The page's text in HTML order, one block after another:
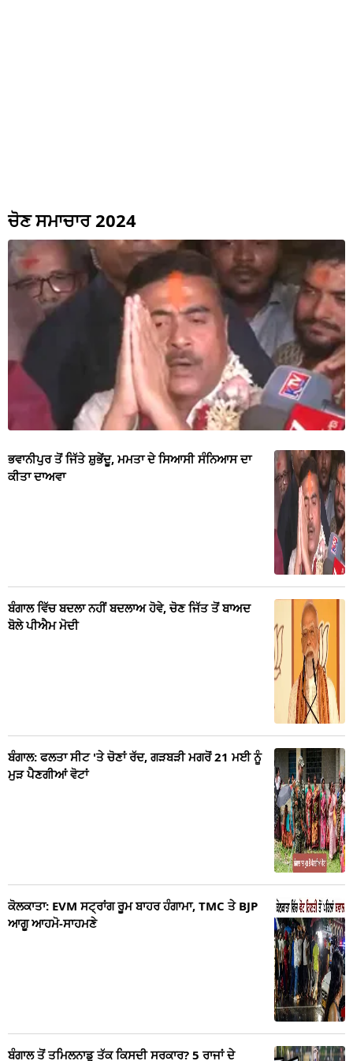
ਚੋਣ ਸਮਾਚਾਰ 2024
ਭਵਾਨੀਪੁਰ ਤੋਂ ਜਿੱਤੇ ਸ਼ੁਭੇਂਦੂ, ਮਮਤਾ ਦੇ ਸਿਆਸੀ ਸੰਨਿਆਸ ਦਾ
ਕੀਤਾ ਦਾਅਵਾ
ਬੰਗਾਲ ਵਿੱਚ ਬਦਲਾ ਨਹੀਂ ਬਦਲਾਅ ਹੋਵੇ, ਚੋਣ ਜਿੱਤ ਤੋਂ ਬਾਅਦ
ਬੋਲੇ ਪੀਐਮ ਮੋਦੀ
ਬੰਗਾਲ: ਫਲਤਾ ਸੀਟ 'ਤੇ ਚੋਣਾਂ ਰੱਦ, ਗੜਬੜੀ ਮਗਰੋਂ 21 ਮਈ ਨੂੰ
ਮੁੜ ਪੈਣਗੀਆਂ ਵੋਟਾਂ
ਕੋਲਕਾਤਾ: EVM ਸਟ੍ਰਾਂਗ ਰੂਮ ਬਾਹਰ ਹੰਗਾਮਾ, TMC ਤੇ BJP
ਆਗੂ ਆਹਮੋ-ਸਾਹਮਣੇ
ਬੰਗਾਲ ਤੋਂ ਤਮਿਲਨਾਡੂ ਤੱਕ ਕਿਸਦੀ ਸਰਕਾਰ? 5 ਰਾਜਾਂ ਦੇ